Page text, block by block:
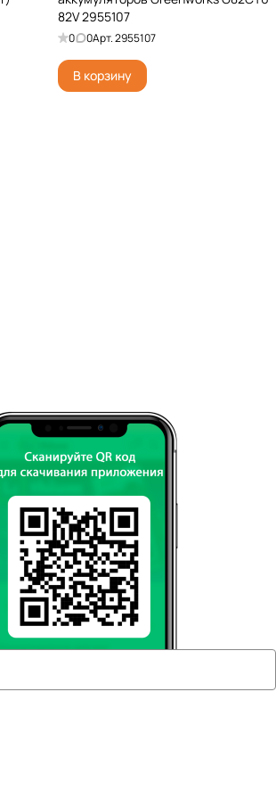
82V 2955107
0 0Арт.2955107
В корзину